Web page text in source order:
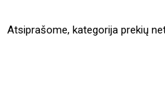
Atsiprašome, kategorija prekių